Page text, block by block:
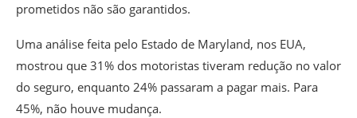
prometidos não são garantidos.
Uma análise feita pelo Estado de Maryland, nos EUA,
mostrou que 31% dos motoristas tiveram redução no valor
do seguro, enquanto 24% passaram a pagar mais. Para
45%, não houve mudança.